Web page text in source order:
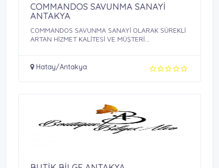
COMMANDOS SAVUNMA SANAYİ
ANTAKYA
COMMANDOS SAVUNMA SANAYİ OLARAK SÜREKLİ
ARTAN HİZMET KALİTESİ VE MÜŞTERİ
Hatay/Antakya